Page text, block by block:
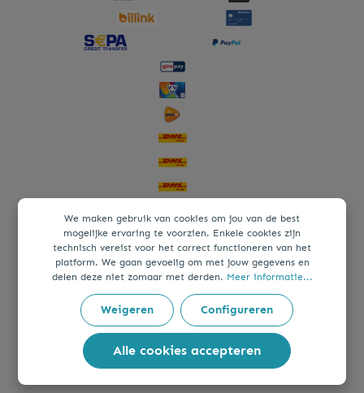
We maken gebruik van cookies om jou van de best
mogelijke ervaring te voorzien. Enkele cookies zijn
technisch vereist voor het correct functioneren van het
platform. We gaan gevoelig om met jouw gegevens en
delen deze niet zomaar met derden. Meer informatie...
Weigeren Configureren
Alle cookies accepteren